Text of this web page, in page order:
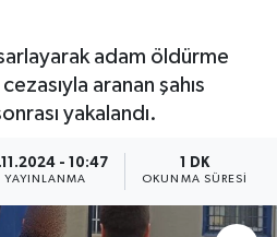
adam öldürme
aranan şahıs
yakalandı.
- 10:47
YAYINLANMA
1 DK
OKUNMA SÜRESI